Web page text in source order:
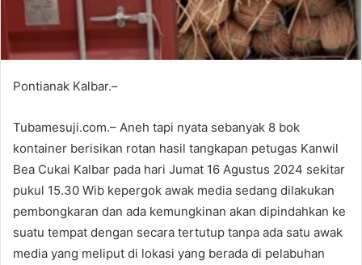
Pontianak Kalbar.–
Tubamesuji.com.– Aneh tapi nyata sebanyak 8 bok
kontainer berisikan rotan hasil tangkapan petugas Kanwil
Bea Cukai Kalbar pada hari Jumat 16 Agustus 2024 sekitar
pukul 15.30 Wib kepergok awak media sedang dilakukan
pembongkaran dan ada kemungkinan akan dipindahkan ke
suatu tempat dengan secara tertutup tanpa ada satu awak
media yang meliput di lokasi yang berada di pelabuhan